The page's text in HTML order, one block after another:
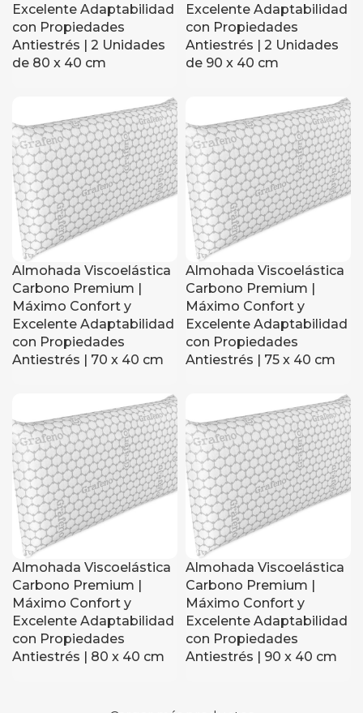
Excelente Adaptabilidad
con Propiedades
Antiestrés | 2 Unidades
de 80 x 40 cm
Excelente Adaptabilidad
con Propiedades
Antiestrés | 2 Unidades
de 90 x 40 cm
Almohada Viscoelástica
Carbono Premium |
Máximo Confort y
Excelente Adaptabilidad
con Propiedades
Antiestrés | 70 x 40 cm
Almohada Viscoelástica
Carbono Premium |
Máximo Confort y
Excelente Adaptabilidad
con Propiedades
Antiestrés | 75 x 40 cm
Almohada Viscoelástica
Carbono Premium |
Máximo Confort y
Excelente Adaptabilidad
con Propiedades
Antiestrés | 80 x 40 cm
Almohada Viscoelástica
Carbono Premium |
Máximo Confort y
Excelente Adaptabilidad
con Propiedades
Antiestrés | 90 x 40 cm